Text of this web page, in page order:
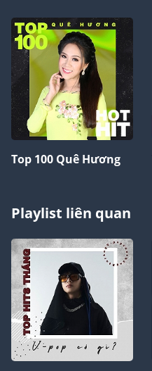
Top 100 Quê Hương
Playlist liên quan